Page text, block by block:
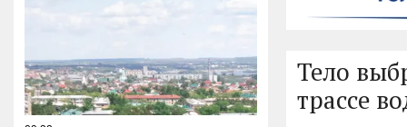
Тело
трассе